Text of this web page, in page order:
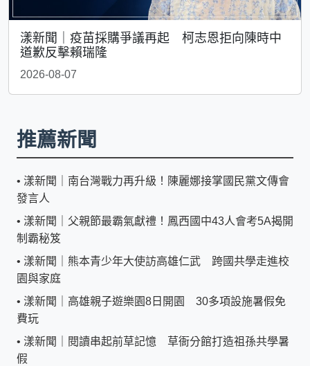
漾新聞｜疫苗採購爭議再起 柯志恩拒向陳時中
道歉反擊賴瑞隆
2026-08-07
推薦新聞
• 漾新聞｜南台灣戰力再升級！陳麗娜接掌國民黨文傳會
發言人
• 漾新聞｜父親節最霸氣獻禮！鳳西國中43人會考5A揭開
制霸秘笈
• 漾新聞｜熊本青少年大使訪高雄仁武 跨國共學走進校
園與家庭
• 漾新聞｜高雄親子遊樂園8日開園 30多項設施暑假免
費玩
• 漾新聞｜閱讀串起前草記憶 草衙分館打造祖孫共學暑
假